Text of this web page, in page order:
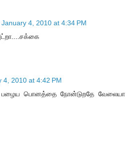
January 4, 2010 at 4:34 PM
4, 2010 at 4:42 PM
பொனத்தை நோன்டுறதே வேலையா